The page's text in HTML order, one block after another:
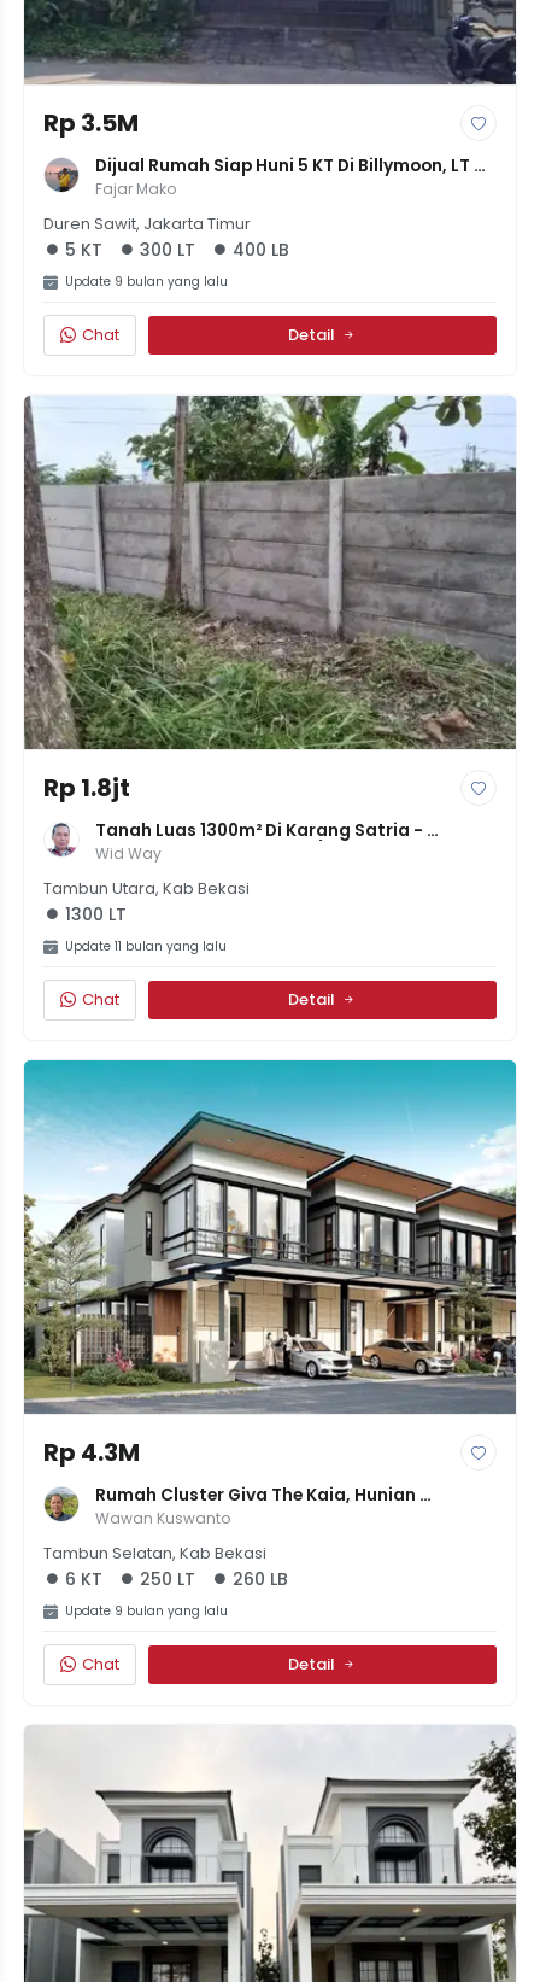
Rp 3.5M
Dijual Rumah Siap Huni 5 KT Di Billymoon, LT
300m² LB 400m² - SHM - Harga 3.5M
Fajar Mako
Duren Sawit, Jakarta Timur
5 KT 300 LT 400 LB
Update 9 bulan yang lalu
Chat Detail
Rp 1.8jt
Tanah Luas 1300m² Di Karang Satria -
L45mxP30m, Harga 1.75jt/m², Dekat Bumi
Anggrek
Wid Way
Tambun Utara, Kab Bekasi
1300 LT
Update 11 bulan yang lalu
Chat Detail
Rp 4.3M
Rumah Cluster Giva The Kaia, Hunian
Futuristik Grand Wisata Bekasi, Harga Mulai
Wawan Kuswanto
Tambun Selatan, Kab Bekasi
6 KT 250 LT 260 LB
Update 9 bulan yang lalu
Chat Detail